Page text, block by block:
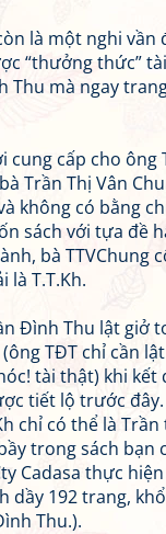
là một nghi vần
“thưởng thức”
Thu mà ngay
cung cấp cho
Trần Thị Vân
không có bằng
sách với tựa đề
bà TTVChung
là T.T.Kh.
Đình Thu lật giở
TĐT chỉ cần
tài thật) khi
tiết lộ trước
chỉ có thể là
trong sách bạn
Cadasa thực
dầy 192 trang,
Thu.).